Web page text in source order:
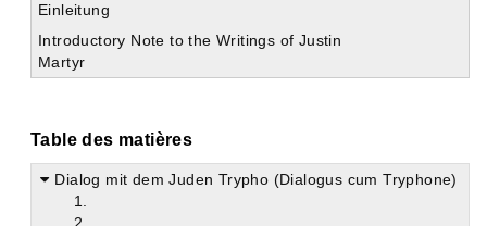
Einleitung
Introductory Note to the Writings of Justin
Martyr
Table des matières
Dialog mit dem Juden Trypho (Dialogus cum Tryphone)
1.